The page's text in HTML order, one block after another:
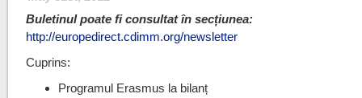
Buletinul poate fi consultat în secțiunea:
http://europedirect.cdimm.org/newsletter
Cuprins:
Programul Erasmus la bilanț